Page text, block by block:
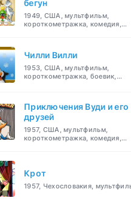
бегун
1949, США, мультфильм,
короткометражка, комедия,
Чилли Вилли
1953, США, мультфильм,
короткометражка, боевик,
Приключения Вуди и его
друзей
1957, США, мультфильм,
короткометражка, комедия,
Крот
1957, Чехословакия,